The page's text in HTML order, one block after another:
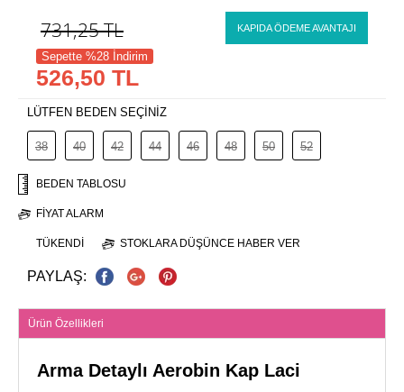
731,25TL KAPIDA ÖDEME AVANTAJI
Sepette %28 İndirim
526,50 TL
LÜTFEN BEDEN SEÇİNİZ
38 40 42 44 46 48 50 52
BEDEN TABLOSU
FIYAT ALARM
TÜKENDI STOKLARA DÜŞÜNCE HABER VER
PAYLAŞ:
Ürün Özellikleri
Arma Detaylı Aerobin Kap Laci